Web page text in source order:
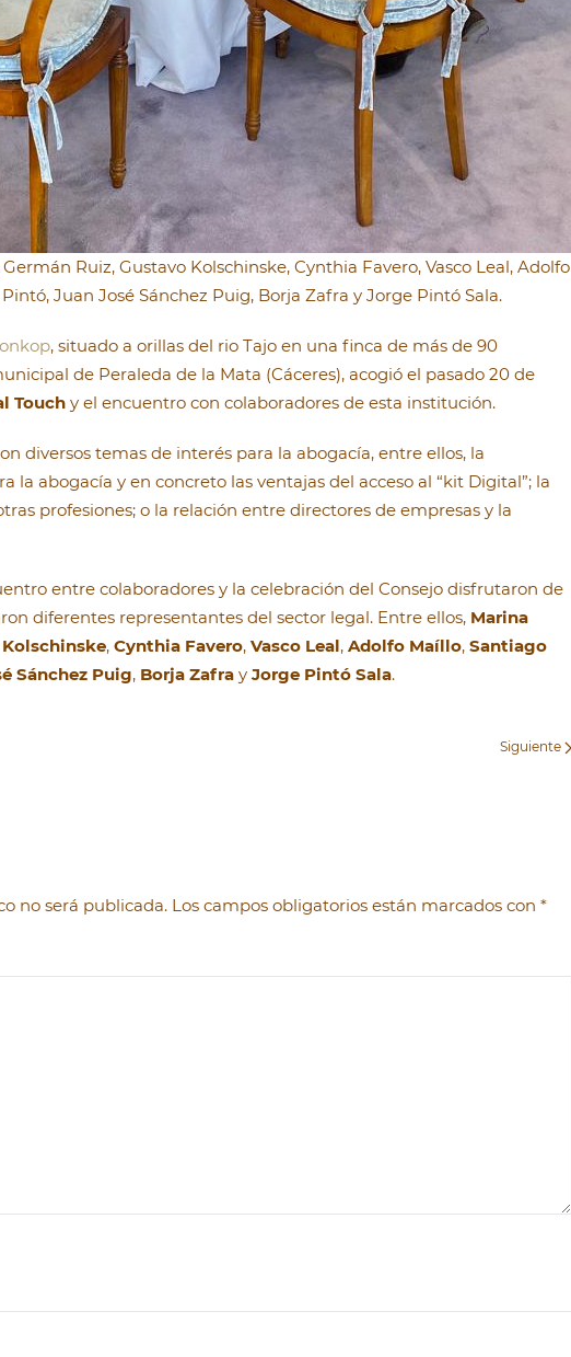
Ruiz, Gustavo Kolschinske, Cynthia Favero, Vasco Leal, Adolfo
Juan José Sánchez Puig, Borja Zafra y Jorge Pintó Sala.
, situado a orillas del rio Tajo en una finca de más de 90
de Peraleda de la Mata (Cáceres), acogió el pasado 20 de
Touch y el encuentro con colaboradores de esta institución.
diversos temas de interés para la abogacía, entre ellos, la
la abogacía y en concreto las ventajas del acceso al “kit Digital”; la
profesiones; o la relación entre directores de empresas y la
entre colaboradores y la celebración del Consejo disfrutaron de
diferentes representantes del sector legal. Entre ellos, Marina
, Cynthia Favero, Vasco Leal, Adolfo Maíllo, Santiago
Sánchez Puig, Borja Zafra y Jorge Pintó Sala.
Siguiente
no será publicada. Los campos obligatorios están marcados con *